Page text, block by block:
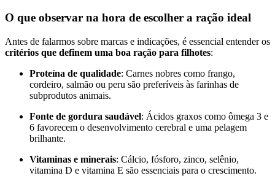
O que observar na hora de escolher a ração ideal
Antes de falarmos sobre marcas e indicações, é essencial entender os
critérios que definem uma boa ração para filhotes:
Proteína de qualidade: Carnes nobres como frango,
cordeiro, salmão ou peru são preferíveis às farinhas de
subprodutos animais.
Fonte de gordura saudável: Ácidos graxos como ômega 3 e
6 favorecem o desenvolvimento cerebral e uma pelagem
brilhante.
Vitaminas e minerais: Cálcio, fósforo, zinco, selênio,
vitamina D e vitamina E são essenciais para o crescimento.